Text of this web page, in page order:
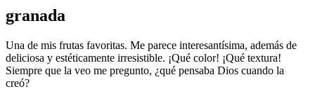
granada
Una de mis frutas favoritas. Me parece interesantísima, además de
deliciosa y estéticamente irresistible. ¡Qué color! ¡Qué textura!
Siempre que la veo me pregunto, ¿qué pensaba Dios cuando la
creó?